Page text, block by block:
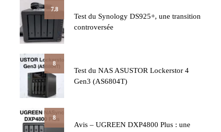
7.8
Test du Synology DS925+, une transition
controversée
8
Test du NAS ASUSTOR Lockerstor 4
Gen3 (AS6804T)
8
Avis – UGREEN DXP4800 Plus : une